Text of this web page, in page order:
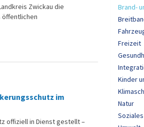
Zwickau die
öffentlichen
im
offiziell in Dienst gestellt –
Brand-
Freizeit
Kinder
Natur
Soziales